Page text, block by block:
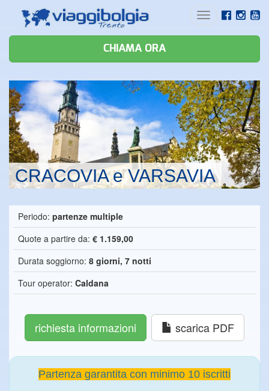
Toggle
CHIAMA ORA
CRACOVIA e VARSAVIA
Periodo: partenze multiple
Quote a partire da: € 1.159,00
Durata soggiorno: 8 giorni, 7 notti
Tour operator: Caldana
richiesta informazioni scarica PDF
Partenza garantita con minimo 10 iscritti